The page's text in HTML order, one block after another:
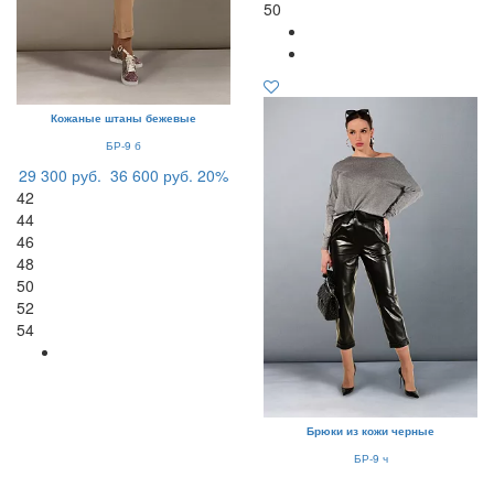
Кожаные штаны бежевые
БР-9 б
29 300 руб. 36 600 руб. 20%
42
44
46
48
50
52
54
50
Брюки из кожи черные
БР-9 ч